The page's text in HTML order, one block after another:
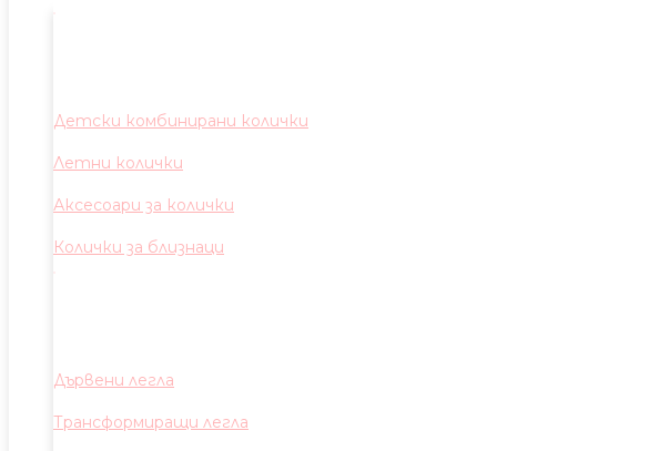
Детски комбинирани колички
Летни колички
Аксесоари за колички
Колички за близнаци
Дървени легла
Трансформиращи легла